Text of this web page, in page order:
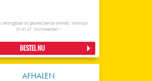
verkrijgbaar bij geselecteerde winkels. Verloopt
01-01-27. Voorwaarden >
BESTEL NU
AFHALEN